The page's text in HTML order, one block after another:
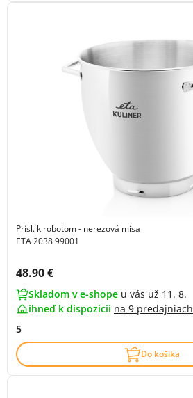
Prísl. k robotom - nerezová misa
ETA 2038 99001
Cena s DPH:
48.90 €
Skladom v e-shope u vás už 11. 8.
ihneď k dispozícii na 9 predajniach
5
Do košíka